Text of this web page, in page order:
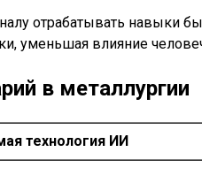
отрабатывать навыки
уменьшая влияние
в металлургии
технология ИИ